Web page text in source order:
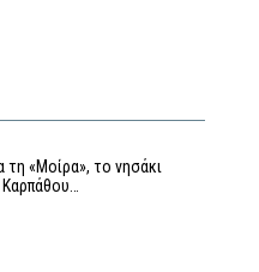
τη «Μοίρα», το νησάκι